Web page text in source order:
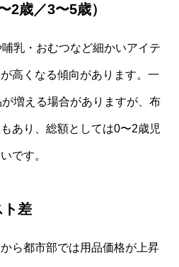
2歳／3〜5歳）
乳・おむつなど細かいアイテ
高くなる傾向があります。一
増える場合がありますが、布
あり、総額としては0〜2歳児
です。
ト差
ら都市部では用品価格が上昇